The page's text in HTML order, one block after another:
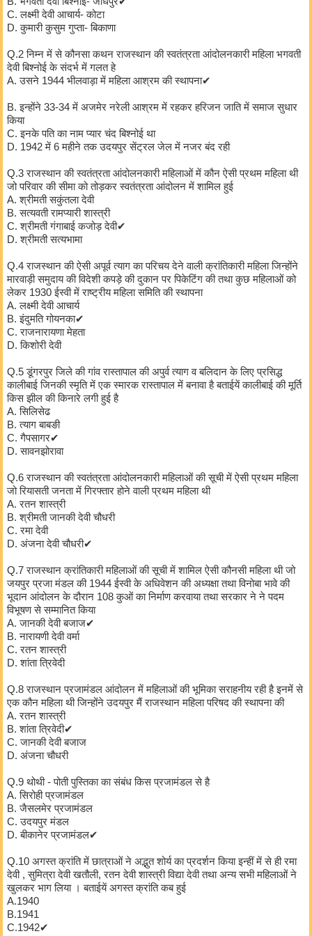
B. भगवती देवी बिश्नोई- जोधपुर✔
C. लक्ष्मी देवी आचार्य- कोटा
D. कुमारी कुसुम गुप्ता- बिकाणा
Q.2 निम्न में से कौनसा कथन राजस्थान की स्वतंत्रता आंदोलनकारी महिला भगवती
देवी बिश्नोई के संदर्भ में गलत हे
A. उसने 1944 भीलवाड़ा में महिला आश्रम की स्थापना✔
B. इन्होंने 33-34 में अजमेर नरेली आश्रम में रहकर हरिजन जाति में समाज सुधार
किया
C. इनके पति का नाम प्यार चंद बिश्नोई था
D. 1942 में 6 महीने तक उदयपुर सेंट्रल जेल में नजर बंद रही
Q.3 राजस्थान की स्वतंत्रता आंदोलनकारी महिलाओं में कौन ऐसी प्रथम महिला थी
जो परिवार की सीमा को तोड़कर स्वतंत्रता आंदोलन में शामिल हुई
A. श्रीमती सकुंतला देवी
B. सत्यवती रामप्यारी शास्त्री
C. श्रीमती गंगाबाई कजोड़ देवी✔
D. श्रीमती सत्यभामा
Q.4 राजस्थान की ऐसी अपूर्व त्याग का परिचय देने वाली क्रांतिकारी महिला जिन्होंने
मारवाड़ी समुदाय की विदेशी कपड़े की दुकान पर पिकेटिंग की तथा कुछ महिलाओं को
लेकर 1930 ईस्वी में राष्ट्रीय महिला समिति की स्थापना
A. लक्ष्मी देवी आचार्य
B. इंदुमति गोयनका✔
C. राजनारायणा मेहता
D. किशोरी देवी
Q.5 डूंगरपुर जिले की गांव रास्तापाल की अपुर्व त्याग व बलिदान के लिए प्रसिद्ध
कालीबाई जिनकी स्मृति में एक स्मारक रास्तापाल में बनावा है बताईयें कालीबाई की मूर्ति
किस झील की किनारे लगी हुई है
A. सिलिसेढ
B. त्याग बाबङी
C. गैपसागर✔
D. सावनझोरावा
Q.6 राजस्थान की स्वतंत्रता आंदोलनकारी महिलाओं की सूची में ऐसी प्रथम महिला
जो रियासती जनता में गिरफ्तार होने वाली प्रथम महिला थी
A. रतन शास्त्री
B. श्रीमती जानकी देवी चौधरी
C. रमा देवी
D. अंजना देवी चौधरी✔
Q.7 राजस्थान क्रांतिकारी महिलाओं की सूची में शामिल ऐसी कौनसी महिला थी जो
जयपुर प्रजा मंडल की 1944 ईस्वी के अधिवेशन की अध्यक्षा तथा विनोबा भावे की
भूदान आंदोलन के दौरान 108 कुओं का निर्माण करवाया तथा सरकार ने ने पदम
विभूषण से सम्मानित किया
A. जानकी देवी बजाज✔
B. नारायणी देवी वर्मा
C. रतन शास्त्री
D. शांता त्रिवेदी
Q.8 राजस्थान प्रजामंडल आंदोलन में महिलाओं की भूमिका सराहनीय रही है इनमें से
एक कौन महिला थी जिन्होंने उदयपुर मैं राजस्थान महिला परिषद की स्थापना की
A. रतन शास्त्री
B. शांता त्रिवेदी✔
C. जानकी देवी बजाज
D. अंजना चौधरी
Q.9 थोथी - पोती पुस्तिका का संबंध किस प्रजामंडल से है
A. सिरोही प्रजामंडल
B. जैसलमेर प्रजामंडल
C. उदयपुर मंडल
D. बीकानेर प्रजामंडल✔
Q.10 अगस्त क्रांति में छात्राओं ने अद्भुत शोर्य का प्रदर्शन किया इन्हीं में से ही रमा
देवी , सुमित्रा देवी खतौली, रतन देवी शास्त्री विद्या देवी तथा अन्य सभी महिलाओं ने
खुलकर भाग लिया । बताईयें अगस्त क्रांति कब हुई
A.1940
B.1941
C.1942✔